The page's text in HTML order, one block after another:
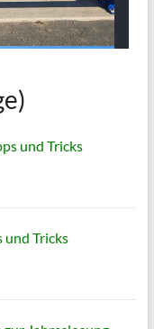
und Tricks
und Tricks